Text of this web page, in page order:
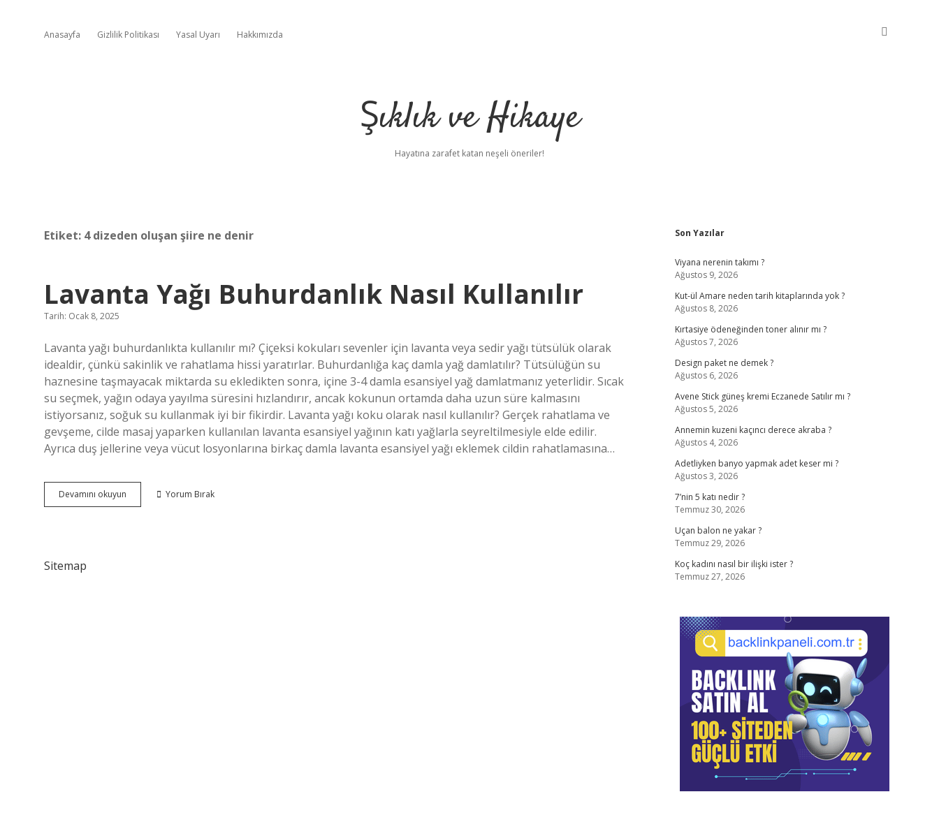
Anasayfa Gizlilik Politikası Yasal Uyarı Hakkımızda
Şıklık ve Hikaye
Hayatına zarafet katan neşeli öneriler!
Etiket: 4 dizeden oluşan şiire ne denir
Lavanta Yağı Buhurdanlık Nasıl Kullanılır
Tarih: Ocak 8, 2025
Lavanta yağı buhurdanlıkta kullanılır mı? Çiçeksi kokuları sevenler için lavanta veya sedir yağı tütsülük olarak
idealdir, çünkü sakinlik ve rahatlama hissi yaratırlar. Buhurdanlığa kaç damla yağ damlatılır? Tütsülüğün su
haznesine taşmayacak miktarda su ekledikten sonra, içine 3-4 damla esansiyel yağ damlatmanız yeterlidir. Sıcak
su seçmek, yağın odaya yayılma süresini hızlandırır, ancak kokunun ortamda daha uzun süre kalmasını
istiyorsanız, soğuk su kullanmak iyi bir fikirdir. Lavanta yağı koku olarak nasıl kullanılır? Gerçek rahatlama ve
gevşeme, cilde masaj yaparken kullanılan lavanta esansiyel yağının katı yağlarla seyreltilmesiyle elde edilir.
Ayrıca duş jellerine veya vücut losyonlarına birkaç damla lavanta esansiyel yağı eklemek cildin rahatlamasına…
Devamını okuyun
Yağı
Yorum Bırak
Sitemap
Sidebar
Son Yazılar
Viyana nerenin takımı ?
Ağustos 9, 2026
Kut-ül Amare neden tarih kitaplarında yok ?
Ağustos 8, 2026
Kırtasiye ödeneğinden toner alınır mı ?
Ağustos 7, 2026
Design paket ne demek ?
Ağustos 6, 2026
Avene Stick güneş kremi Eczanede Satılır mı ?
Ağustos 5, 2026
Annemin kuzeni kaçıncı derece akraba ?
Ağustos 4, 2026
Adetliyken banyo yapmak adet keser mi ?
Ağustos 3, 2026
7’nin 5 katı nedir ?
Temmuz 30, 2026
Uçan balon ne yakar ?
Temmuz 29, 2026
Koç kadını nasıl bir ilişki ister ?
Temmuz 27, 2026